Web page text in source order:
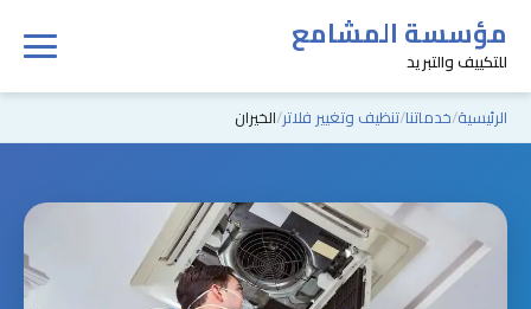
مؤسسة المشامع
للتكييف والتبريد
الرئيسية خدماتنا تنظيف وتغيير فلاتر الخيران